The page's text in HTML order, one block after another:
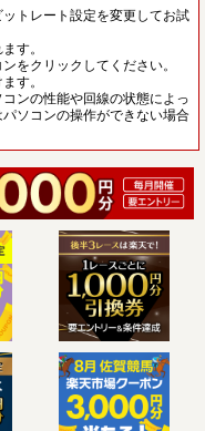
トレート設定を変更してお試
す。
をクリックしてください。
す。
ンの性能や回線の状態によっ
ソコンの操作ができない場合